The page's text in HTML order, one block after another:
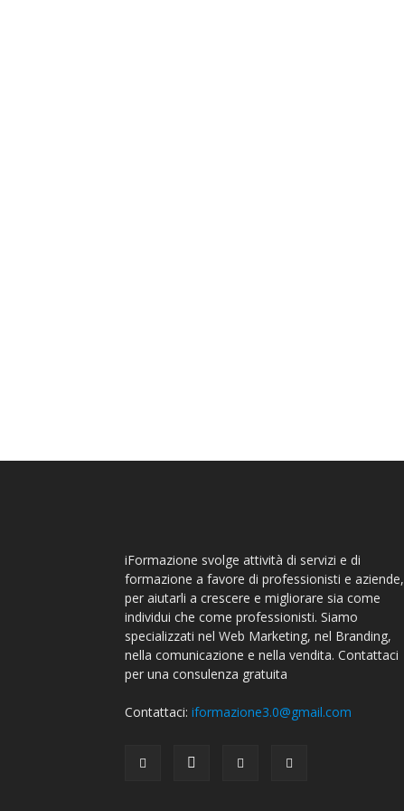
iFormazione svolge attività di servizi e di
formazione a favore di professionisti e aziende,
per aiutarli a crescere e migliorare sia come
individui che come professionisti. Siamo
specializzati nel Web Marketing, nel Branding,
nella comunicazione e nella vendita. Contattaci
per una consulenza gratuita
Contattaci: iformazione3.0@gmail.com